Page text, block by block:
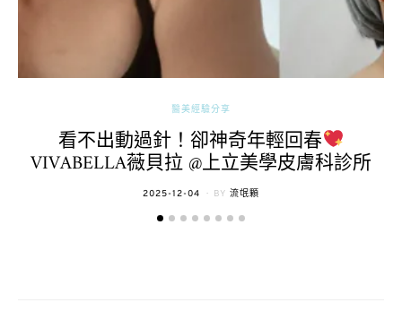
醫美經驗分享
看不出動過針！卻神奇年輕回春
VIVABELLA薇貝拉 @上立美學皮膚科診所
POSTED
2025-12-04 BY 流氓顆